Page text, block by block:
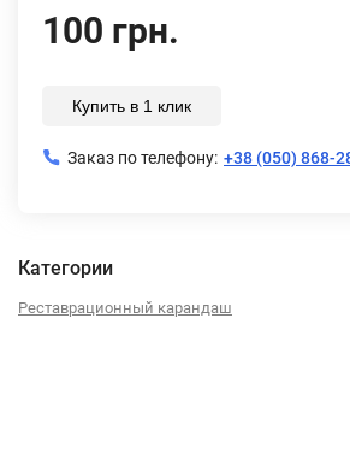
100 грн.
Купить в 1 клик
Заказ по телефону: +38 (050) 868-
Категории
Реставрационный карандаш